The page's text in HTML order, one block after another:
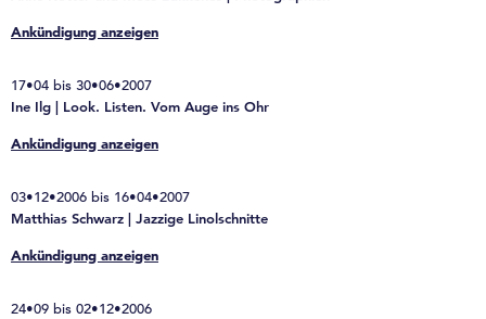
Ankündigung anzeigen
17•04 bis 30•06•2007
Ine Ilg | Look. Listen. Vom Auge ins Ohr
Ankündigung anzeigen
03•12•2006 bis 16•04•2007
Matthias Schwarz | Jazzige Linolschnitte
Ankündigung anzeigen
24•09 bis 02•12•2006